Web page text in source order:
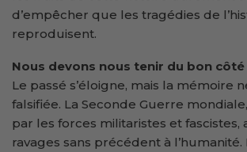
d’empêcher que les tragédies de
reproduisent.
Nous devons nous tenir du bon côté
Le passé s’éloigne, mais la mémoire
falsifiée. La Seconde Guerre
par les forces militaristes et fascistes,
ravages sans précédent à l’humanité.